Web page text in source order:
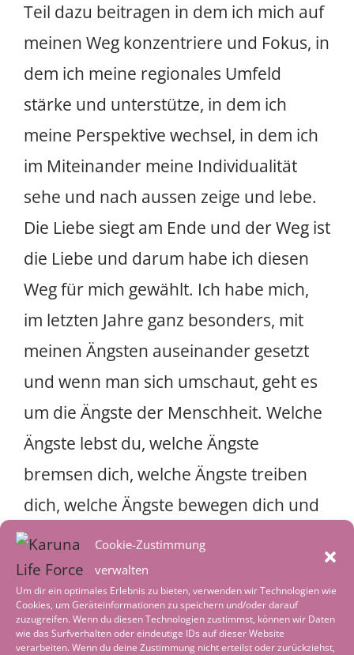
Cookie-Zustimmung
verwalten
Um dir ein optimales Erlebnis zu bieten, verwenden wir Technologien wie
Cookies, um Geräteinformationen zu speichern und/oder darauf
zuzugreifen. Wenn du diesen Technologien zustimmst, können wir Daten
wie das Surfverhalten oder eindeutige IDs auf dieser Website
verarbeiten. Wenn du deine Zustimmung nicht erteilst oder zurückziehst,
Teil dazu beitragen in dem ich mich auf
meinen Weg konzentriere und Fokus, in
dem ich meine regionales Umfeld
stärke und unterstütze, in dem ich
meine Perspektive wechsel, in dem ich
im Miteinander meine Individualität
sehe und nach aussen zeige und lebe.
Die Liebe siegt am Ende und der Weg ist
die Liebe und darum habe ich diesen
Weg für mich gewählt. Ich habe mich,
im letzten Jahre ganz besonders, mit
meinen Ängsten auseinander gesetzt
und wenn man sich umschaut, geht es
um die Ängste der Menschheit. Welche
Ängste lebst du, welche Ängste
bremsen dich, welche Ängste treiben
dich, welche Ängste bewegen dich und
was steht hinter dieser Angst. Aus
Erfahrung kann ich sagen, hinter dieser
Angst steht die Antwort auf all die
Fragen die wir uns stellen. Hinter der